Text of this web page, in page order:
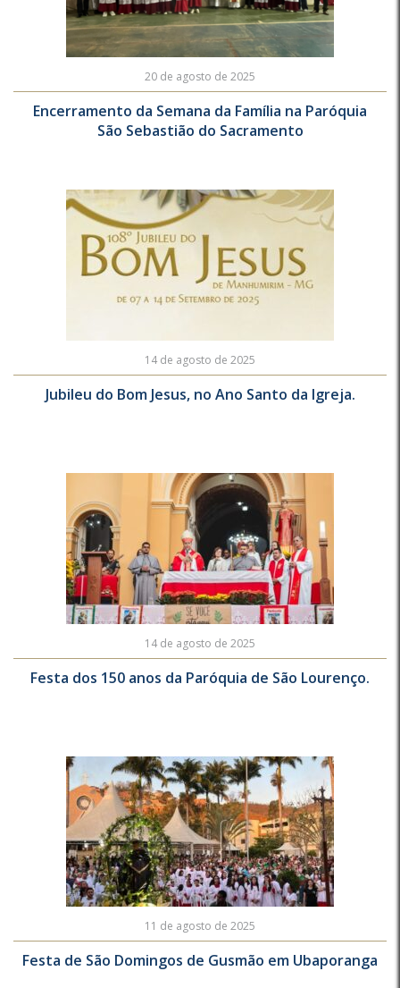
20 de agosto de 2025
Encerramento da Semana da Família na Paróquia
São Sebastião do Sacramento
14 de agosto de 2025
Jubileu do Bom Jesus, no Ano Santo da Igreja.
14 de agosto de 2025
Festa dos 150 anos da Paróquia de São Lourenço.
11 de agosto de 2025
Festa de São Domingos de Gusmão em Ubaporanga